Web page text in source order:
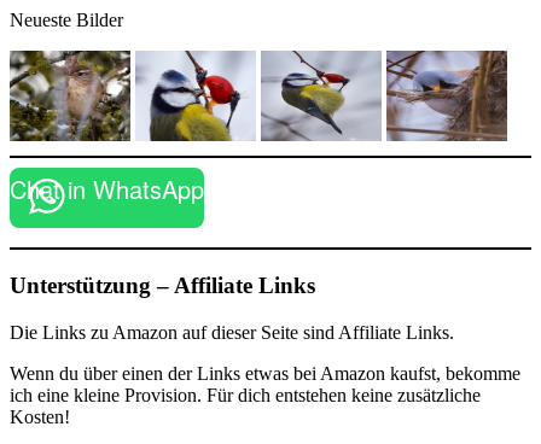
Neueste Bilder
Chat in WhatsApp
Unterstützung – Affiliate Links
Die Links zu Amazon auf dieser Seite sind Affiliate Links.
Wenn du über einen der Links etwas bei Amazon kaufst, bekomme
ich eine kleine Provision. Für dich entstehen keine zusätzliche
Kosten!